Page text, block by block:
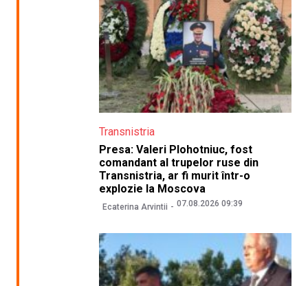
Transnistria
Presa: Valeri Plohotniuc, fost
comandant al trupelor ruse din
Transnistria, ar fi murit într-o
explozie la Moscova
Ecaterina Arvintii 07.08.2026 09:39